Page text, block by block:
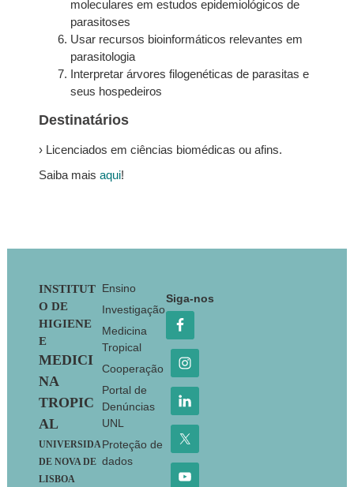
moleculares em estudos epidemiológicos de
parasitoses
Usar recursos bioinformáticos relevantes em
parasitologia
Interpretar árvores filogenéticas de parasitas e
seus hospedeiros
Destinatários
› Licenciados em ciências biomédicas ou afins.
Saiba mais aqui!
Footer
INSTITUT
O DE
HIGIENE
E
MEDICI
NA
TROPIC
AL
UNIVERSIDA
DE NOVA DE
LISBOA
Ensino
Investigação
Medicina
Tropical
Cooperação
Portal de
Denúncias
UNL
Proteção de
dados
Siga-nos